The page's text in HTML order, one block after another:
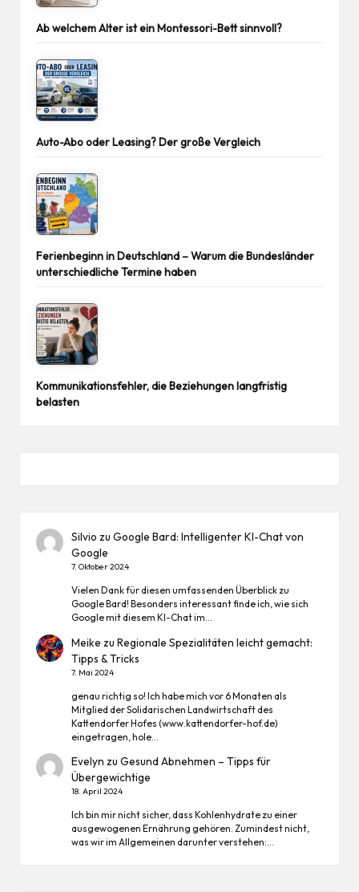
Ab welchem Alter ist ein Montessori-Bett sinnvoll?
Auto-Abo oder Leasing? Der große Vergleich
Ferienbeginn in Deutschland – Warum die Bundesländer
unterschiedliche Termine haben
Kommunikationsfehler, die Beziehungen langfristig
belasten
Silvio zuGoogle Bard: Intelligenter KI-Chat von
Google
7. Oktober 2024
Vielen Dank für diesen umfassenden Überblick zu
Google Bard! Besonders interessant finde ich, wie sich
Google mit diesem KI-Chat im…
Meike zuRegionale Spezialitäten leicht gemacht:
Tipps & Tricks
7. Mai 2024
genau richtig so! Ich habe mich vor 6 Monaten als
Mitglied der Solidarischen Landwirtschaft des
Kattendorfer Hofes (www.kattendorfer-hof.de)
eingetragen, hole…
Evelyn zuGesund Abnehmen – Tipps für
Übergewichtige
18. April 2024
Ich bin mir nicht sicher, dass Kohlenhydrate zu einer
ausgewogenen Ernährung gehören. Zumindest nicht,
was wir im Allgemeinen darunter verstehen:…